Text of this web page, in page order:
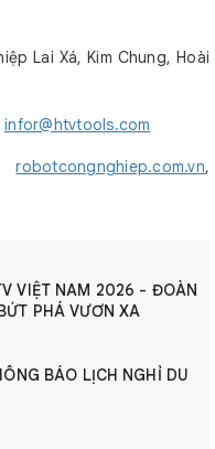
Lai Xá, Kim Chung, Hoài
infor@htvtools.com
robotcongnghiep.com.vn,
NAM 2026 - ĐOÀN
PHÁ VƯƠN XA
BÁO LỊCH NGHỈ DU